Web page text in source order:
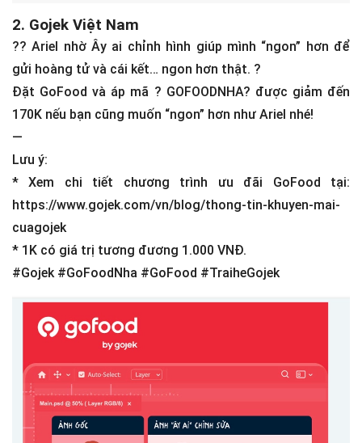
2. Gojek Việt Nam
?? Ariel nhờ Ây ai chỉnh hình giúp mình “ngon” hơn để
gửi hoàng tử và cái kết… ngon hơn thật. ?
Đặt GoFood và áp mã ? GOFOODNHA? được giảm đến
170K nếu bạn cũng muốn “ngon” hơn như Ariel nhé!
—
Lưu ý:
* Xem chi tiết chương trình ưu đãi GoFood tại:
https://www.gojek.com/vn/blog/thong-tin-khuyen-mai-
cuagojek
* 1K có giá trị tương đương 1.000 VNĐ.
#Gojek #GoFoodNha #GoFood #TraiheGojek